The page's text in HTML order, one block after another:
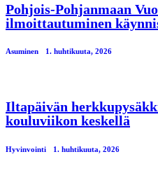
Pohjois-Pohjanmaan
ilmoittautuminen
Asuminen 1. huhtikuuta, 2026
Iltapäivän
kouluviikon keskellä
Hyvinvointi 1. huhtikuuta, 2026